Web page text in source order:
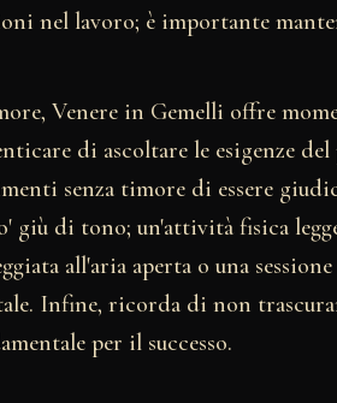
nel lavoro; è importante
Venere in Gemelli offre
di ascoltare le esigenze
senza timore di essere
giù di tono; un'attività fisica
all'aria aperta o una
Infine, ricorda di non
per il successo.